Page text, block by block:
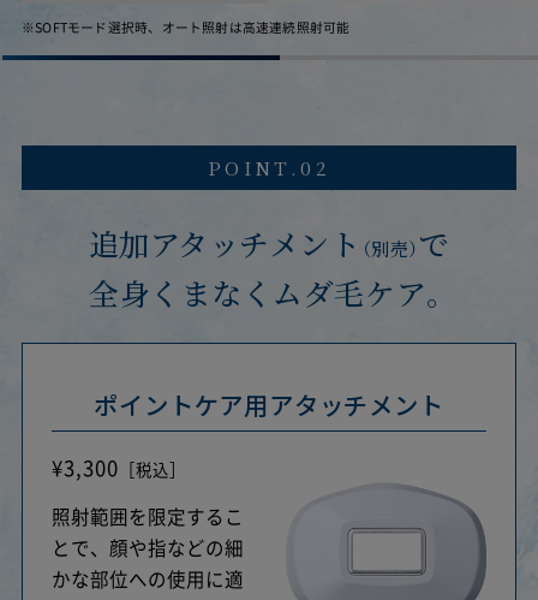
※SOFTモード選択時、オート照射は高速連続照射可能
POINT.02
追加アタッチメント （別売）で
全身くまなくムダ毛ケア。
ポイントケア用アタッチメント
¥3,300 ［税込］
照射範囲を限定するこ
とで、顔や指などの細
かな部位への使用に適